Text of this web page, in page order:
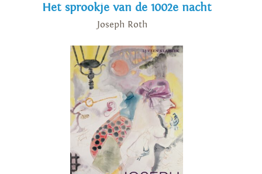
Het sprookje van de 1002e nacht
Joseph Roth